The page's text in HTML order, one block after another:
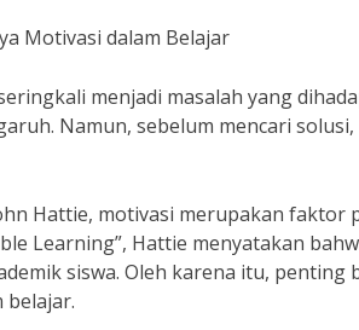
Motivasi dalam Belajar
menjadi masalah yang
Namun, sebelum mencari
Hattie, motivasi merupakan faktor
Learning”, Hattie menyatakan
siswa. Oleh karena itu,
belajar.